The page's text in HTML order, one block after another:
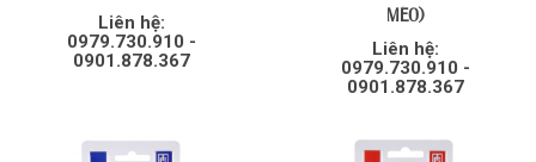
Liên hệ:
0979.730.910 -
0901.878.367
MÈO)
Liên hệ:
0979.730.910 -
0901.878.367